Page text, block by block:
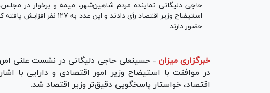
استیضاح وزیر اقتصاد رأی
حضور دارند.
خبرگزاری میزان -
در موافقت با استیضاح وزیر امور اقتصادی و دارایی با
اقتصاد، خواستار پاسخگویی دقیق‌تر وزیر اقتصاد شد.